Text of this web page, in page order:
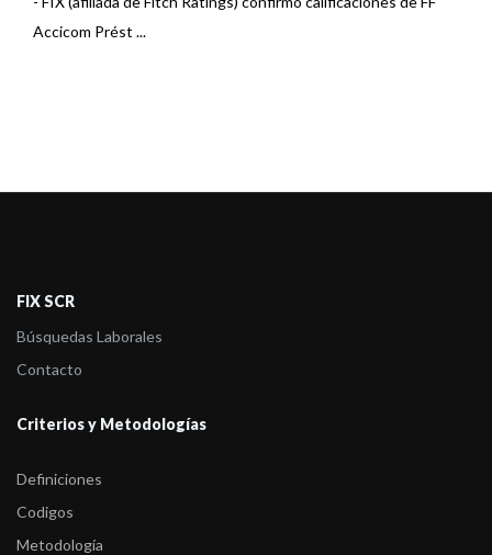
Accicom Prést ...
FIX SCR
Búsquedas Laborales
Contacto
Criterios y Metodologías
Definiciones
Codigos
Metodología